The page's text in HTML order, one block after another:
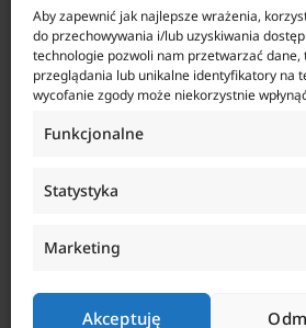
Aby zapewnić jak najlepsze wrażenia,
do przechowywania i/lub uzyskiwania
technologie pozwoli nam przetwarzać dane,
przeglądania lub unikalne identyfikatory na
wycofanie zgody może niekorzystnie
Funkcjonalne
Statystyka
Marketing
Akceptuję
Agencja Anticorr Gdańsk Sp. z o.o.